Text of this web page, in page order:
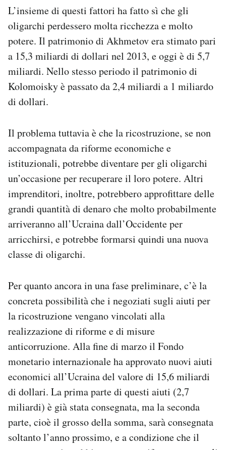
L’insieme di questi fattori ha fatto sì che gli
oligarchi perdessero molta ricchezza e molto
potere. Il patrimonio di Akhmetov era stimato pari
a 15,3 miliardi di dollari nel 2013, e oggi è di 5,7
miliardi. Nello stesso periodo il patrimonio di
Kolomoisky è passato da 2,4 miliardi a 1 miliardo
di dollari.
Il problema tuttavia è che la ricostruzione, se non
accompagnata da riforme economiche e
istituzionali, potrebbe diventare per gli oligarchi
un’occasione per recuperare il loro potere. Altri
imprenditori, inoltre, potrebbero approfittare delle
grandi quantità di denaro che molto probabilmente
arriveranno all’Ucraina dall’Occidente per
arricchirsi, e potrebbe formarsi quindi una nuova
classe di oligarchi.
Per quanto ancora in una fase preliminare, c’è la
concreta possibilità che i negoziati sugli aiuti per
la ricostruzione vengano vincolati alla
realizzazione di riforme e di misure
anticorruzione. Alla fine di marzo il Fondo
monetario internazionale ha approvato nuovi aiuti
economici all’Ucraina del valore di 15,6 miliardi
di dollari. La prima parte di questi aiuti (2,7
miliardi) è già stata consegnata, ma la seconda
parte, cioè il grosso della somma, sarà consegnata
soltanto l’anno prossimo, e a condizione che il